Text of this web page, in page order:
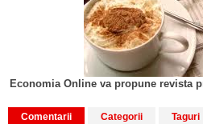
Economia Online va propune revista
Comentarii Categorii Taguri